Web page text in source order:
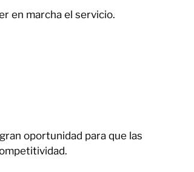
en marcha el servicio.
oportunidad para que las